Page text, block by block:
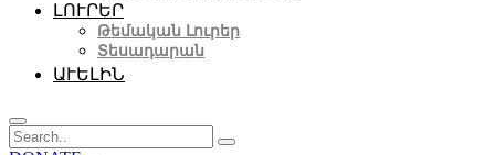
ԼՈՒՐԵՐ
Թեմական Լուրեր
Տեսադարան
ԱՒԵԼԻՆ